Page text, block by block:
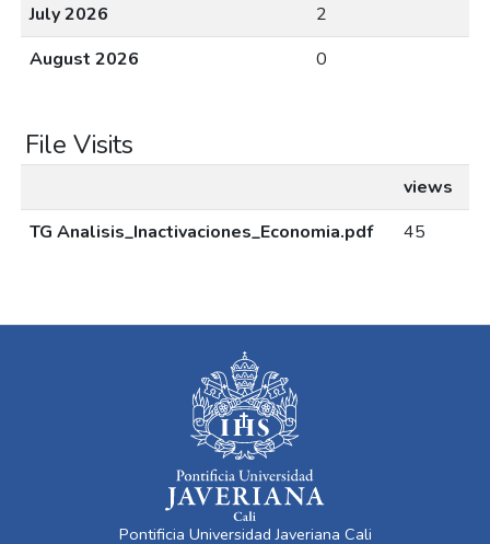
July 2026
2
August 2026
0
File Visits
views
TG Analisis_Inactivaciones_Economia.pdf
45
Pontificia Universidad Javeriana Cali